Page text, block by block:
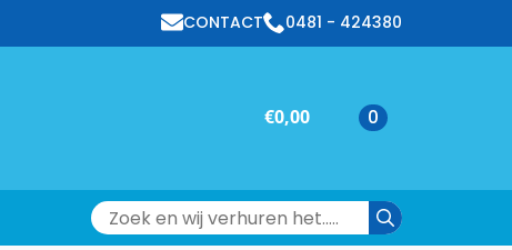
CONTACT 0481 - 424380
€0,00 0
Search